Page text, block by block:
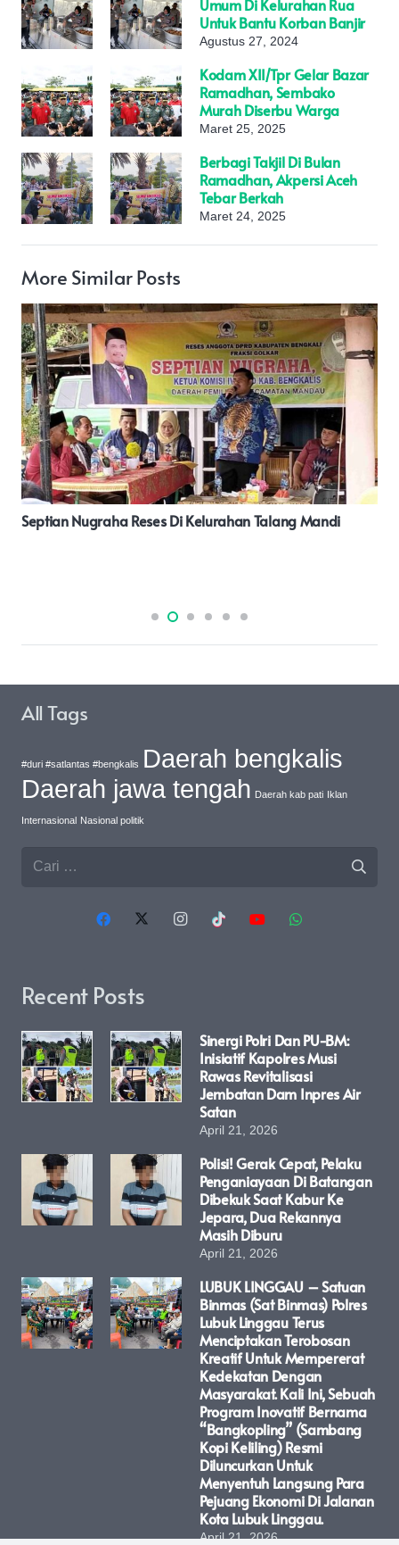
Umum Di Kelurahan Rua
Untuk Bantu Korban Banjir
Agustus 27, 2024
Kodam XII/Tpr Gelar Bazar
Ramadhan, Sembako
Murah Diserbu Warga
Maret 25, 2025
Berbagi Takjil Di Bulan
Ramadhan, Akpersi Aceh
Tebar Berkah
Maret 24, 2025
More Similar Posts
HIBAHKAN LAHAN UNTUK PEMBANGUNAN MAKO
Recent Posts
Sinergi Polri Dan PU-BM:
Inisiatif Kapolres Musi
Rawas Revitalisasi
Jembatan Dam Inpres Air
Satan
April 21, 2026
Polisi! Gerak Cepat, Pelaku
Penganiayaan Di Batangan
Dibekuk Saat Kabur Ke
Jepara, Dua Rekannya
Masih Diburu
April 21, 2026
LUBUK LINGGAU – Satuan
Binmas (Sat Binmas) Polres
Lubuk Linggau Terus
Menciptakan Terobosan
Kreatif Untuk Mempererat
Kedekatan Dengan
Masyarakat. Kali Ini, Sebuah
Program Inovatif Bernama
“Bangkopling” (Sambang
Kopi Keliling) Resmi
Diluncurkan Untuk
Menyentuh Langsung Para
Pejuang Ekonomi Di Jalanan
Kota Lubuk Linggau.
April 21, 2026
All Tags
#duri #satlantas #bengkalis Daerah bengkalis
Daerah jawa tengah Daerah kab pati Iklan
Internasional Nasional politik
Cari